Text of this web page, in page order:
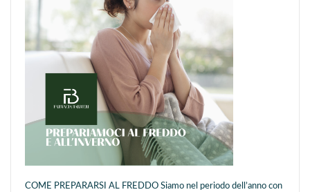
COME PREPARARSI AL FREDDO Siamo nel periodo dell’anno con